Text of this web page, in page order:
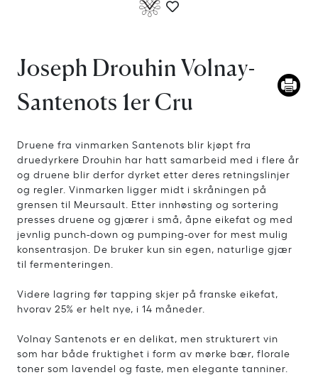
Joseph Drouhin Volnay-
Santenots 1er Cru
Druene fra vinmarken Santenots blir kjøpt fra
druedyrkere Drouhin har hatt samarbeid med i flere år
og druene blir derfor dyrket etter deres retningslinjer
og regler. Vinmarken ligger midt i skråningen på
grensen til Meursault. Etter innhøsting og sortering
presses druene og gjærer i små, åpne eikefat og med
jevnlig punch-down og pumping-over for mest mulig
konsentrasjon. De bruker kun sin egen, naturlige gjær
til fermenteringen.
Videre lagring før tapping skjer på franske eikefat,
hvorav 25% er helt nye, i 14 måneder.
Volnay Santenots er en delikat, men strukturert vin
som har både fruktighet i form av mørke bær, florale
toner som lavendel og faste, men elegante tanniner.